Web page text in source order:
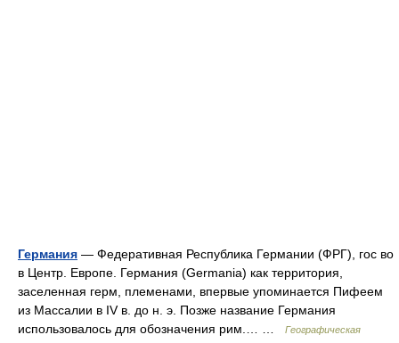
Германия — Федеративная Республика Германии (ФРГ), гос во
в Центр. Европе. Германия (Germania) как территория,
заселенная герм, племенами, впервые упоминается Пифеем
из Массалии в IV в. до н. э. Позже название Германия
использовалось для обозначения рим.… …
Географическая